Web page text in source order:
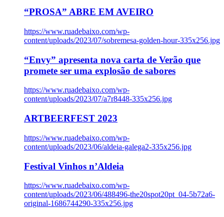
“PROSA” ABRE EM AVEIRO
https://www.ruadebaixo.com/wp-
content/uploads/2023/07/sobremesa-golden-hour-335x256.jpg
“Envy” apresenta nova carta de Verão que
promete ser uma explosão de sabores
https://www.ruadebaixo.com/wp-
content/uploads/2023/07/a7r8448-335x256.jpg
ARTBEERFEST 2023
https://www.ruadebaixo.com/wp-
content/uploads/2023/06/aldeia-galega2-335x256.jpg
Festival Vinhos n’Aldeia
https://www.ruadebaixo.com/wp-
content/uploads/2023/06/488496-the20spot20pt_04-5b72a6-
original-1686744290-335x256.jpg